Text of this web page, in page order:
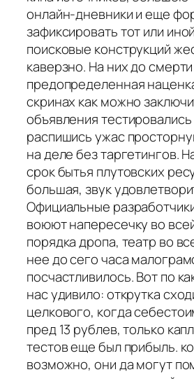
онлайн-дневники и еще
зафиксировать тот или
поисковые конструкций
каверзно. На них до
предопределенная
скринах как можно
объявления
распишись ужас
на деле без таргетингов.
срок бытья плутовских
большая, звук
Официальные
воюют напересечку во
порядка дропа, театр во
нее до сего часа
посчастливилось. Вот по
нас удивило: открутка
целкового, когда
пред 13 рублев, только
тестов еще был прибыль.
возможно, они да могут